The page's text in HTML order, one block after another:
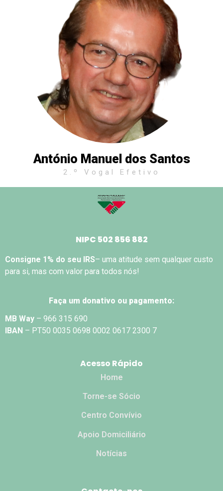
António Manuel dos Santos
2.º Vogal Efetivo
NIPC 502 856 882
Consigne 1% do seu IRS– uma atitude sem qualquer custo
para si, mas com valor para todos nós!
Faça um donativo ou pagamento:
MB Way – 966 315 690
IBAN – PT50 0035 0698 0002 0617 2300 7
Acesso Rápido
Home
Torne-se Sócio
Centro Convívio
Apoio Domiciliário
Notícias